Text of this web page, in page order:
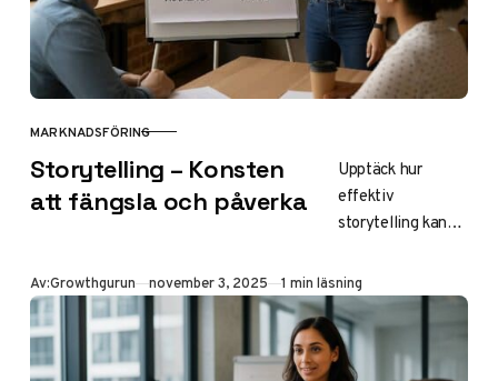
företag i Sverige.
KATEGORI
MARKNADSFÖRING
Storytelling – Konsten
att fängsla och påverka
Upptäck hur
effektiv
storytelling kan
marknadsföring
och skapa
starkare
förbindelser med
Av:Growthgurun Publicerad
november 3, 2025 1 min läsning